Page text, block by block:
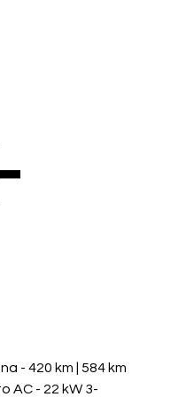
- 420 km | 584 km
AC - 22 kW 3-